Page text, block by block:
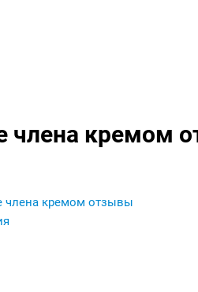
члена кремом
члена кремом отзывы